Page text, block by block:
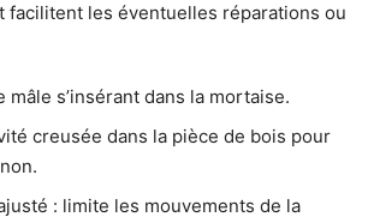
facilitent les éventuelles réparations ou
mâle s’insérant dans la mortaise.
creusée dans la pièce de bois pour
: limite les mouvements de la